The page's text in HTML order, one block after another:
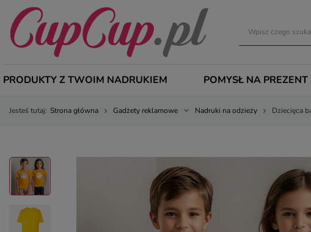
PRODUKTY Z TWOIM NADRUKIEM POMYSŁ NA PREZENT
Jesteś tutaj: Strona główna Gadżety reklamowe Nadruki na odzieży Dziecięca